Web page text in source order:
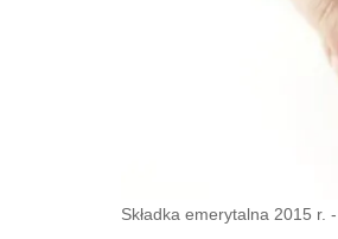
Składka emerytalna 2015 r.